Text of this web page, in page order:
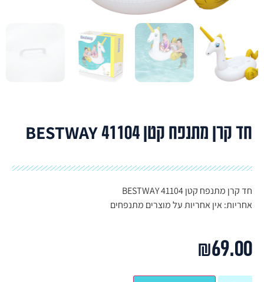
חד קרן מתנפח קטן BESTWAY 41104
חד קרן מתנפח קטן BESTWAY 41104
אחריות: אין אחריות על מוצרים מתנפחים
₪69.00